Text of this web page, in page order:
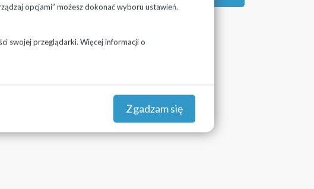
opcjami” możesz dokonać wyboru ustawień.
swojej przeglądarki. Więcej informacji o
Zgadzam się